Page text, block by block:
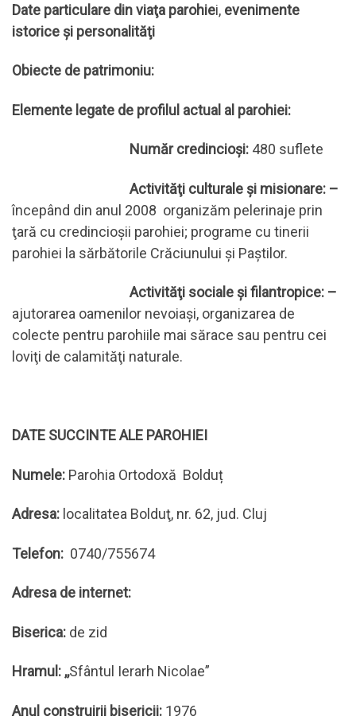
Date particulare din viaţa parohiei, evenimente
istorice și personalităţi
Obiecte de patrimoniu:
Elemente legate de profilul actual al parohiei:
Număr credincioşi: 480 suflete
Activităţi culturale şi misionare: –
începând din anul 2008 organizăm pelerinaje prin
ţară cu credincioşii parohiei; programe cu tinerii
parohiei la sărbătorile Crăciunului şi Paştilor.
Activităţi sociale şi filantropice: –
ajutorarea oamenilor nevoiaşi, organizarea de
colecte pentru parohiile mai sărace sau pentru cei
loviţi de calamităţi naturale.
DATE SUCCINTE ALE PAROHIEI
Numele: Parohia Ortodoxă Bolduț
Adresa: localitatea Bolduţ, nr. 62, jud. Cluj
Telefon: 0740/755674
Adresa de internet:
Biserica: de zid
Hramul: ,,Sfântul Ierarh Nicolae”
Anul construirii bisericii: 1976